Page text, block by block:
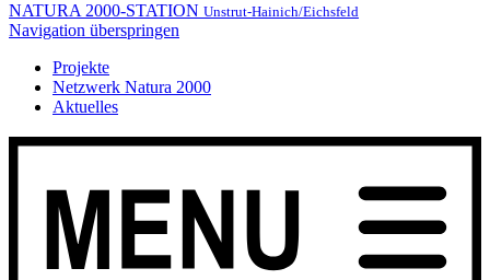
NATURA 2000-STATION Unstrut-Hainich/Eichsfeld
Navigation überspringen
Projekte
Netzwerk Natura 2000
Aktuelles